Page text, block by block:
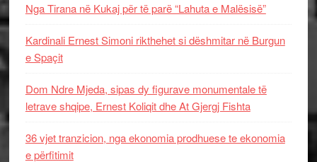
Nga Tirana në Kukaj për të parë “Lahuta e Malësisë”
Kardinali Ernest Simoni rikthehet si dëshmitar në Burgun
e Spaçit
Dom Ndre Mjeda, sipas dy figurave monumentale të
letrave shqipe, Ernest Koliqit dhe At Gjergj Fishta
36 vjet tranzicion, nga ekonomia prodhuese te ekonomia
e përfitimit